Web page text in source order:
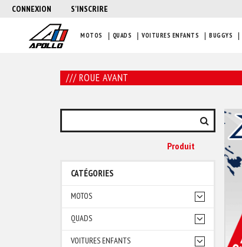
CONNEXION S'INSCRIRE
MOTOS QUADS VOITURES ENFANTS BUGGYS
/// ROUE AVANT
Produit
CATÉGORIES
MOTOS
QUADS
VOITURES ENFANTS